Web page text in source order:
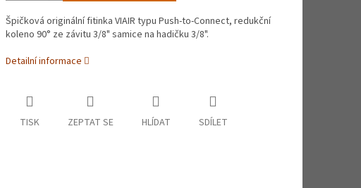
Špičková originální fitinka VIAIR typu Push-to-Connect, redukční
koleno 90° ze závitu 3/8" samice na hadičku 3/8".
Detailní informace
TISK ZEPTAT SE HLÍDAT SDÍLET